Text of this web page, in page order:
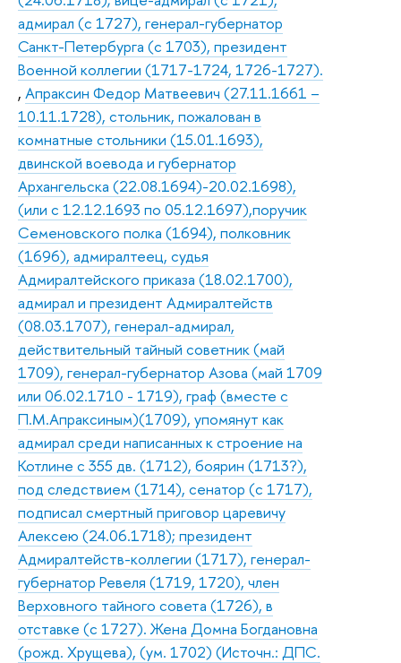
адмирал (с 1727), генерал-губернатор
Санкт-Петербурга (с 1703), президент
Военной коллегии (1717-1724, 1726-1727).
, Апраксин Федор Матвеевич (27.11.1661 –
10.11.1728), стольник, пожалован в
комнатные стольники (15.01.1693),
двинской воевода и губернатор
Архангельска (22.08.1694)-20.02.1698),
(или с 12.12.1693 по 05.12.1697),поручик
Семеновского полка (1694), полковник
(1696), адмиралтеец, судья
Адмиралтейского приказа (18.02.1700),
адмирал и президент Адмиралтейств
(08.03.1707), генерал-адмирал,
действительный тайный советник (май
1709), генерал-губернатор Азова (май 1709
или 06.02.1710 - 1719), граф (вместе с
П.М.Апраксиным)(1709), упомянут как
адмирал среди написанных к строение на
Котлине с 355 дв. (1712), боярин (1713?),
под следствием (1714), сенатор (с 1717),
подписал смертный приговор царевичу
Алексею (24.06.1718); президент
Адмиралтейств-коллегии (1717), генерал-
губернатор Ревеля (1719, 1720), член
Верховного тайного совета (1726), в
отставке (с 1727). Жена Домна Богдановна
(рожд. Хрущева), (ум. 1702) (Источн.: ДПС.